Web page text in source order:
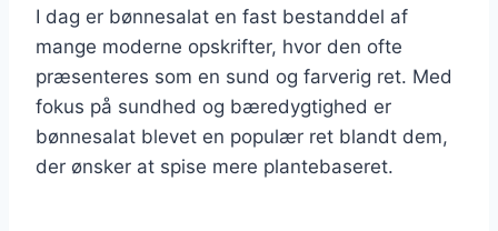
I dag er bønnesalat en fast bestanddel af
mange moderne opskrifter, hvor den ofte
præsenteres som en sund og farverig ret. Med
fokus på sundhed og bæredygtighed er
bønnesalat blevet en populær ret blandt dem,
der ønsker at spise mere plantebaseret.